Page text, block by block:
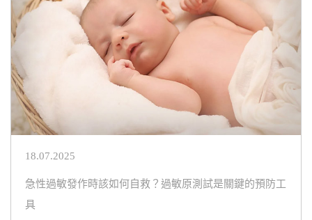
那麼，問題來了，DNA親子鑑定在哪裏做呢？接下來就讓
為大家詳細解答！
18.07.2025
急性過敏發作時該如何自救？過敏原測試是關鍵的預防工
具